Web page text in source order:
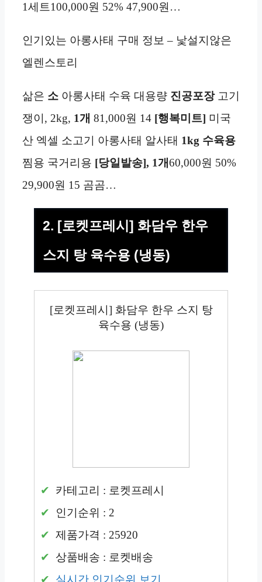
1세트100,000원 52% 47,900원…
인기있는 아롱사태 구매 정보 – 낯설지않은
엘렌스토리
삶은 소 아롱사태 수육 대용량 진공포장고기
쟁이, 2kg, 1개 81,000원 14 [행복미트] 미국
산 엑셀 소고기 아롱사태 알사태 1kg 수육용
찜용 국거리용 [당일발송], 1개60,000원 50%
29,900원 15 곰곰…
2. [로켓프레시] 화담우 한우
스지 탕 육수용 (냉동)
[로켓프레시] 화담우 한우 스지 탕
육수용 (냉동)
카테고리 : 로켓프레시
인기순위 : 2
제품가격 : 25920
상품배송 : 로켓배송
실시간 인기순위 보기